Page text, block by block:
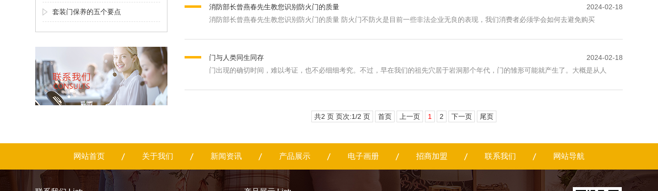
套装门保养的五个要点
消防部长曾燕春先生教您识别防火门的质量
2024-02-18
消防部长曾燕春先生教您识别防火门的质量 防火门不防火是目前一些非法企业无良的表现，我们消费者必须学会如何去避免购买
门与人类同生同存
2024-02-18
门出现的确切时间，难以考证，也不必细细考究。不过，早在我们的祖先穴居于岩洞那个年代，门的雏形可能就产生了。大概是从人
共2 页 页次:1/2 页 首页 上一页 1 2 下一页 尾页
网站首页 关于我们 新闻资讯 产品展示 电子画册 招商加盟 联系我们 网站导航